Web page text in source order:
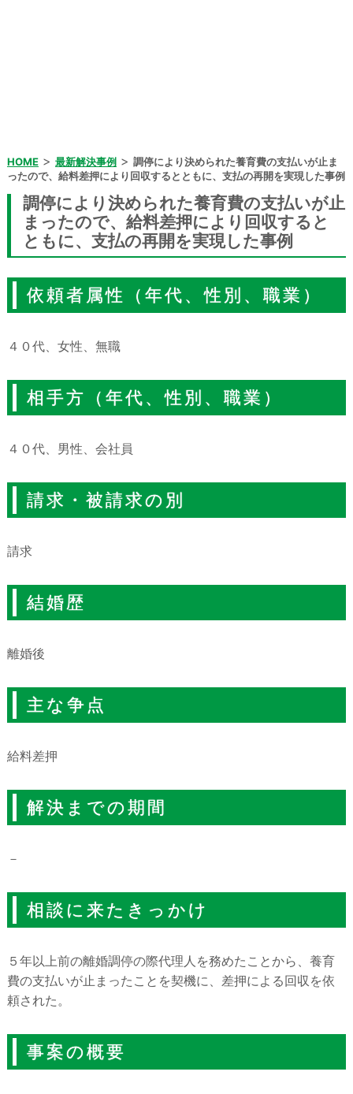
HOME> 最新解決事例> 調停により決められた養育費の支払いが止ま
ったので、給料差押により回収するとともに、支払の再開を実現した事例
調停により決められた養育費の支払いが止
まったので、給料差押により回収すると
ともに、支払の再開を実現した事例
依頼者属性（年代、性別、職業）
４０代、女性、無職
相手方（年代、性別、職業）
４０代、男性、会社員
請求・被請求の別
請求
結婚歴
離婚後
主な争点
給料差押
解決までの期間
－
相談に来たきっかけ
５年以上前の離婚調停の際代理人を務めたことから、養育
費の支払いが止まったことを契機に、差押による回収を依
頼された。
事案の概要